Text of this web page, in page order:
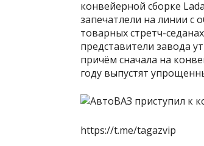
конвейерной сборке
запечатлели на линии с
товарных стретч-
представители завода
причём сначала на
году выпустят
https://t.me/tagazvip